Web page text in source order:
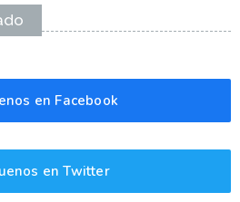
en Facebook
en Twitter